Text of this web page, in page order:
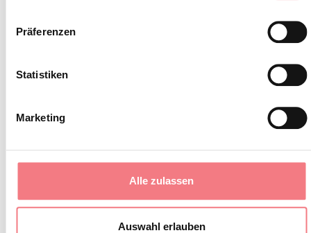
Präferenzen
Statistiken
Marketing
Alle zulassen
Auswahl erlauben
mit Fenster.